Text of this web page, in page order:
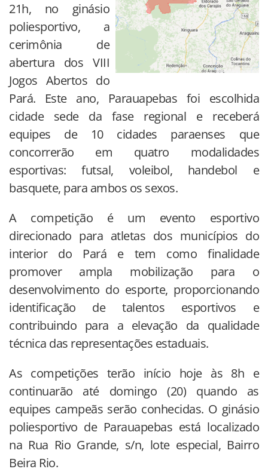
21h, no ginásio
poliesportivo, a
cerimônia de
abertura dos VIII
Jogos Abertos do
Pará. Este ano, Parauapebas foi escolhida
cidade sede da fase regional e receberá
equipes de 10 cidades paraenses que
concorrerão em quatro modalidades
esportivas: futsal, voleibol, handebol e
basquete, para ambos os sexos.
A competição é um evento esportivo
direcionado para atletas dos municípios do
interior do Pará e tem como finalidade
promover ampla mobilização para o
desenvolvimento do esporte, proporcionando
identificação de talentos esportivos e
contribuindo para a elevação da qualidade
técnica das representações estaduais.
As competições terão início hoje às 8h e
continuarão até domingo (20) quando as
equipes campeãs serão conhecidas. O ginásio
poliesportivo de Parauapebas está localizado
na Rua Rio Grande, s/n, lote especial, Bairro
Beira Rio.